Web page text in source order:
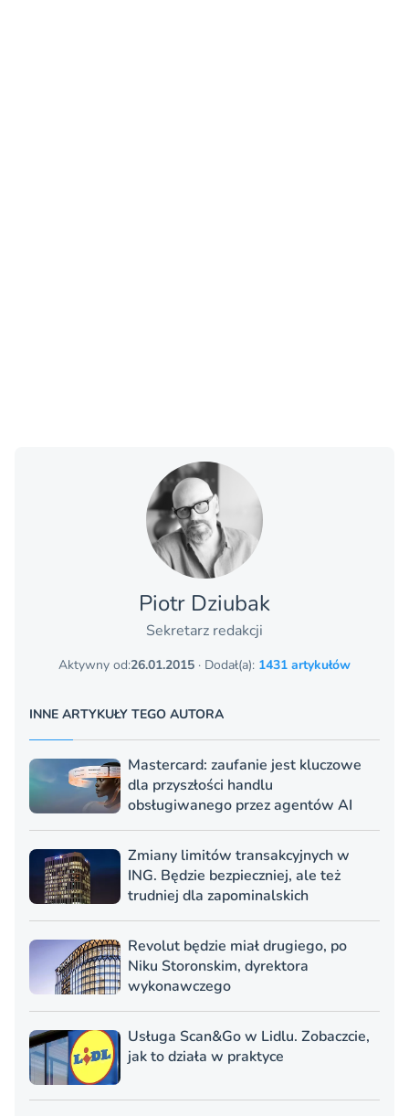
Piotr Dziubak
Sekretarz redakcji
Aktywny od:26.01.2015 · Dodał(a): 1431 artykułów
INNE ARTYKUŁY TEGO AUTORA
Mastercard: zaufanie jest kluczowe
dla przyszłości handlu
obsługiwanego przez agentów AI
Zmiany limitów transakcyjnych w
ING. Będzie bezpieczniej, ale też
trudniej dla zapominalskich
Revolut będzie miał drugiego, po
Niku Storonskim, dyrektora
wykonawczego
Usługa Scan&Go w Lidlu. Zobaczcie,
jak to działa w praktyce